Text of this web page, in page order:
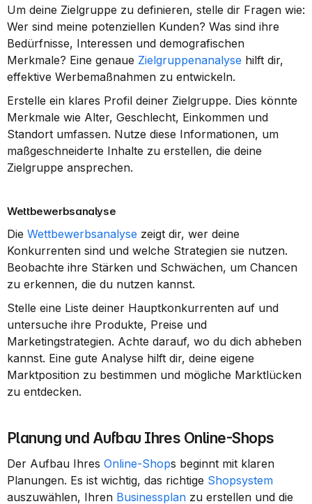
Um deine Zielgruppe zu definieren, stelle dir Fragen wie:
Wer sind meine potenziellen Kunden? Was sind ihre
Bedürfnisse, Interessen und demografischen
Merkmale? Eine genaue Zielgruppenanalyse hilft dir,
effektive Werbemaßnahmen zu entwickeln.
Erstelle ein klares Profil deiner Zielgruppe. Dies könnte
Merkmale wie Alter, Geschlecht, Einkommen und
Standort umfassen. Nutze diese Informationen, um
maßgeschneiderte Inhalte zu erstellen, die deine
Zielgruppe ansprechen.
Wettbewerbsanalyse
Die Wettbewerbsanalyse zeigt dir, wer deine
Konkurrenten sind und welche Strategien sie nutzen.
Beobachte ihre Stärken und Schwächen, um Chancen
zu erkennen, die du nutzen kannst.
Stelle eine Liste deiner Hauptkonkurrenten auf und
untersuche ihre Produkte, Preise und
Marketingstrategien. Achte darauf, wo du dich abheben
kannst. Eine gute Analyse hilft dir, deine eigene
Marktposition zu bestimmen und mögliche Marktlücken
zu entdecken.
Planung und Aufbau Ihres Online-Shops
Der Aufbau Ihres Online-Shops beginnt mit klaren
Planungen. Es ist wichtig, das richtige Shopsystem
auszuwählen, Ihren Businessplan zu erstellen und die